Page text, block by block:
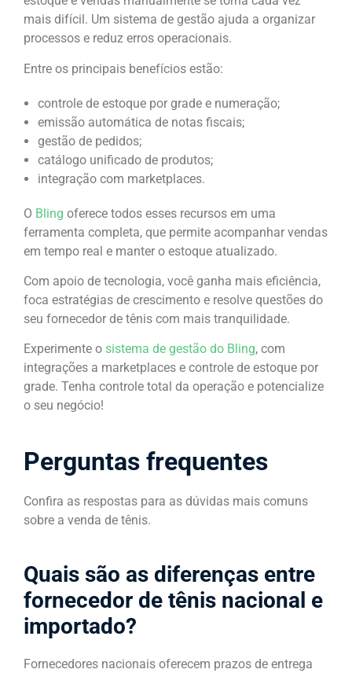
mais difícil. Um sistema de gestão ajuda a organizar
processos e reduz erros operacionais.
Entre os principais benefícios estão:
controle de estoque por grade e numeração;
emissão automática de notas fiscais;
gestão de pedidos;
catálogo unificado de produtos;
integração com marketplaces.
O Bling oferece todos esses recursos em uma
ferramenta completa, que permite acompanhar vendas
em tempo real e manter o estoque atualizado.
Com apoio de tecnologia, você ganha mais eficiência,
foca estratégias de crescimento e resolve questões do
seu fornecedor de tênis com mais tranquilidade.
Experimente o sistema de gestão do Bling, com
integrações a marketplaces e controle de estoque por
grade. Tenha controle total da operação e potencialize
o seu negócio!
Perguntas frequentes
Confira as respostas para as dúvidas mais comuns
sobre a venda de tênis.
Quais são as diferenças entre
fornecedor de tênis nacional e
importado?
Fornecedores nacionais oferecem prazos de entrega